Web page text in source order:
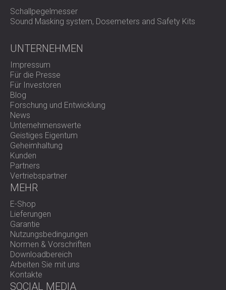
beeinflussen?
Gastronomieumgebungen werden in Bezug auf die Akustik
oft vernachlässigt, spielen aber eine Schlüsselrolle für das
Gästeerlebnis. In Mehrzweckräumen wie Cafeterias kann
eine effektive Akustikgestaltung sowohl das Ambiente als
auch die Benutzerfreundlichkeit deutlich verbessern.
Dieses Projekt spiegelt die Fähigkeit von DECIBEL wider,
auch in anspruchsvollen architektonischen Kontexten
zuverlässige und optisch anspruchsvolle Lösungen zu
liefern.
Nehmen Sie noch heute Kontakt mit uns auf
akustische Qualität Ihrer Räume zu verbessern!
Schallpegelmesser
Sound Masking system, Dosemeters and Safety Kits
UNTERNEHMEN
Impressum
Für die Presse
Für Investoren
Blog
Forschung und Entwicklung
News
Unternehmenswerte
Geistiges Eigentum
Geheimhaltung
Kunden
Partners
Vertriebspartner
MEHR
E-Shop
Lieferungen
Garantie
Nutzungsbedingungen
Normen & Vorschriften
Downloadbereich
Arbeiten Sie mit uns
Kontakte
SOCIAL MEDIA